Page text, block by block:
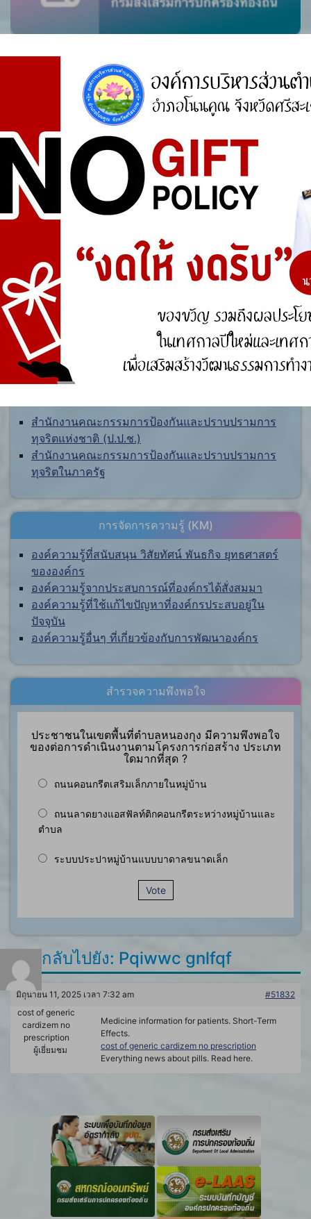
สำนักงานคณะกรรมการป้องกันและปราบปรามการ
ทุจริตแห่งชาติ (ป.ป.ช.)
สำนักงานคณะกรรมการป้องกันและปราบปรามการ
ทุจริตในภาครัฐ
การจัดการความรู้ (KM)
องค์ความรู้ที่สนับสนุน วิสัยทัศน์ พันธกิจ ยุทธศาสตร์
ขององค์กร
องค์ความรู้จากประสบการณ์ที่องค์กรได้สั่งสมมา
องค์ความรู้ที่ใช้แก้ไขปัญหาที่องค์กรประสบอยู่ใน
ปัจจุบัน
องค์ความรู้อื่นๆ ที่เกี่ยวข้องกับการพัฒนาองค์กร
สำรวจความพึงพอใจ
ประชาชนในเขตพื้นที่ตำบลหนองกุง มีความพึงพอใจ
ของต่อการดำเนินงานตามโครงการก่อสร้าง ประเภท
ใดมากที่สุด ?
ถนนคอนกรีตเสริมเล็กภายในหมู่บ้าน
ถนนลาดยางแอสฟัลท์ติกคอนกรีตระหว่างหมู่บ้านและ
ตำบล
ระบบประปาหมู่บ้านแบบบาดาลขนาดเล็ก
Vote
ตอบกลับไปยัง: Pqiwwc gnlfqf
มิถุนายน 11, 2025 เวลา 7:32 am
#51832
cost of generic
cardizem no
prescription
ผู้เยี่ยมชม
Medicine information for patients. Short-Term
Effects.
cost of generic cardizem no prescription
Everything news about pills. Read here.